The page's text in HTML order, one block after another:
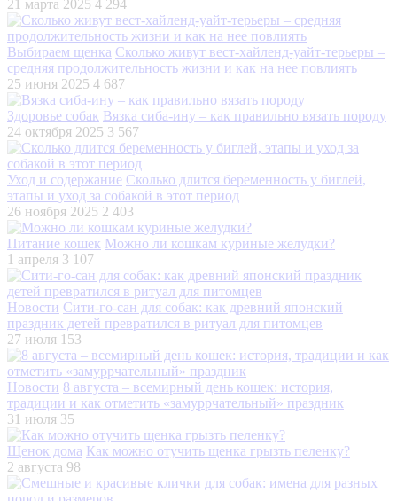
21 марта 2025 4 294
Выбираем щенка Сколько живут вест-хайленд-уайт-терьеры –
средняя продолжительность жизни и как на нее повлиять
25 июня 2025 4 687
Здоровье собак Вязка сиба-ину – как правильно вязать породу
24 октября 2025 3 567
Уход и содержание Сколько длится беременность у биглей,
этапы и уход за собакой в этот период
26 ноября 2025 2 403
Питание кошек Можно ли кошкам куриные желудки?
1 апреля 3 107
Новости Сити-го-сан для собак: как древний японский
праздник детей превратился в ритуал для питомцев
27 июля 153
Новости 8 августа – всемирный день кошек: история,
традиции и как отметить «замуррчательный» праздник
31 июля 35
Щенок дома Как можно отучить щенка грызть пеленку?
2 августа 98